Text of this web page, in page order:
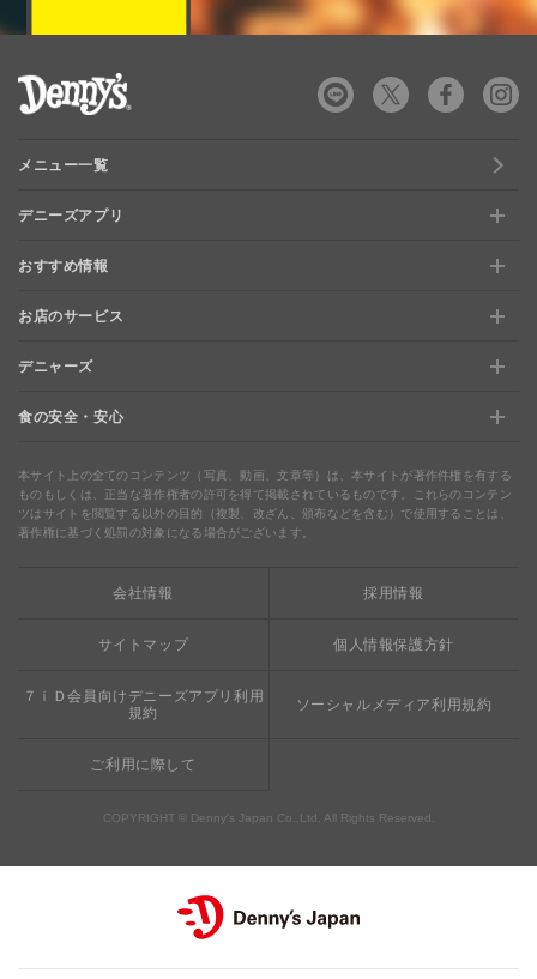
メニュー一覧
デニーズアプリ
新規登録、移行方法について
特典と交換できる！「デニーズポイント」
ステージアップでさらにお得！「ぷに」
最新情報をチェック
おすすめ情報
おすすめ情報
【店舗限定】ドキドキくじ
夏のデニーズめぐり
ウェルネス
完全メシ
お店のサービス
お店のサービス
地域の使える商品券&子育て支援サービス
ブルーシーフード
ドリンクバー1杯お持ち帰り
デニャーズ
デニャーズ
わくわくファイル
デニャーズまんが
食の安全・安心
食の安全・安心
食の安全・安心への取り組み
本サイト上の全てのコンテンツ（写真、動画、文章等）は、本サイトが著作件権を有する
ものもしくは、正当な著作権者の許可を得て掲載されているものです。これらのコンテン
ツはサイトを閲覧する以外の目的（複製、改ざん、頒布などを含む）で使用することは、
著作権に基づく処罰の対象になる場合がございます。
会社情報 採用情報
サイトマップ 個人情報保護方針
７ｉＤ会員向けデニーズアプリ利用
規約
ソーシャルメディア利用規約
ご利用に際して
COPYRIGHT © Denny’s Japan Co.,Ltd. All Rights Reserved.